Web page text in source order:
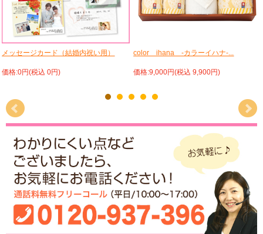
メッセージカード（結婚内祝い用）
価格:0円(税込 0円)
color ihana -カラーイハナ-...
価格:9,000円(税込 9,900円)